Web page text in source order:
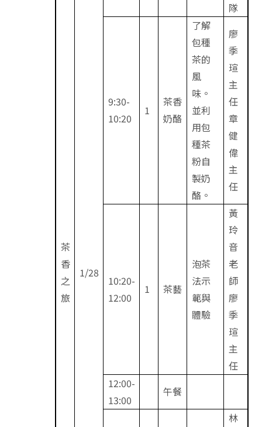
茶
香
之
旅
1/28
隊
9:30-
10:20
1
茶香
奶酪
了解
包種
茶的
風
味。
並利
用包
種茶
粉自
製奶
酪。
廖
季
瑄
主
任
章
健
偉
主
任
10:20-
12:00
1 茶藝
泡茶
法示
範與
體驗
黃
玲
音
老
師
廖
季
瑄
主
任
12:00-
13:00
午餐
林